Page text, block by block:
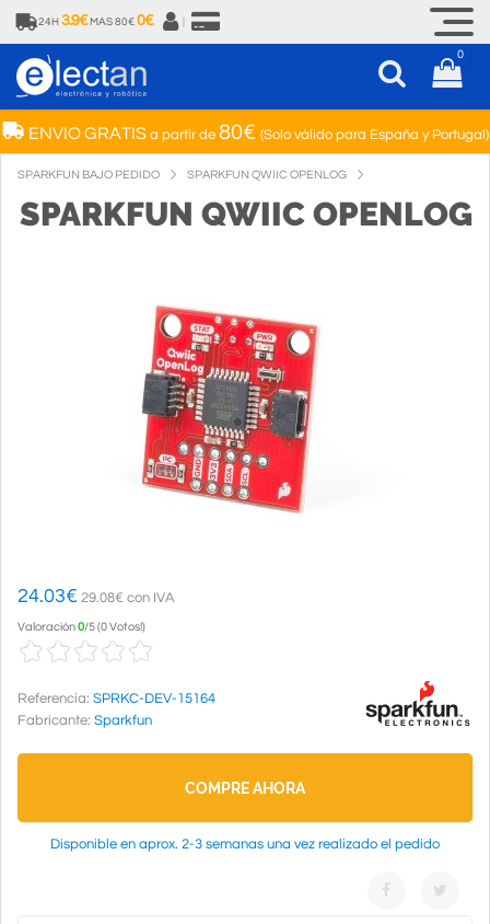
24H 3.9€ MAS 80€ 0€
0
ENVIO GRATISa partir de 80€ (Solo válido para España y Portugal)
SPARKFUN BAJO PEDIDO SPARKFUN QWIIC OPENLOG
SPARKFUN QWIIC OPENLOG
24.03€ 29.08€ con IVA
Valoración0/5(0 Votos!)
Referencia: SPRKC-DEV-15164
Fabricante: Sparkfun
COMPRE AHORA
Disponible en aprox. 2-3 semanas una vez realizado el pedido